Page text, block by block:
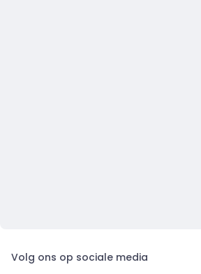
Volg ons op sociale media